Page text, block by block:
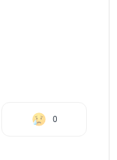
0